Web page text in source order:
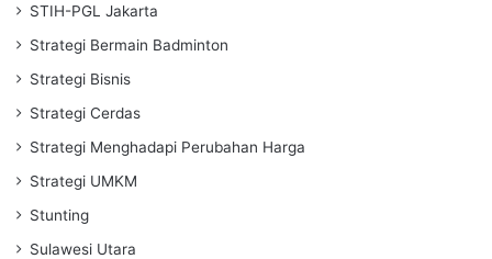
STIH-PGL Jakarta
Strategi Bermain Badminton
Strategi Bisnis
Strategi Cerdas
Strategi Menghadapi Perubahan Harga
Strategi UMKM
Stunting
Sulawesi Utara